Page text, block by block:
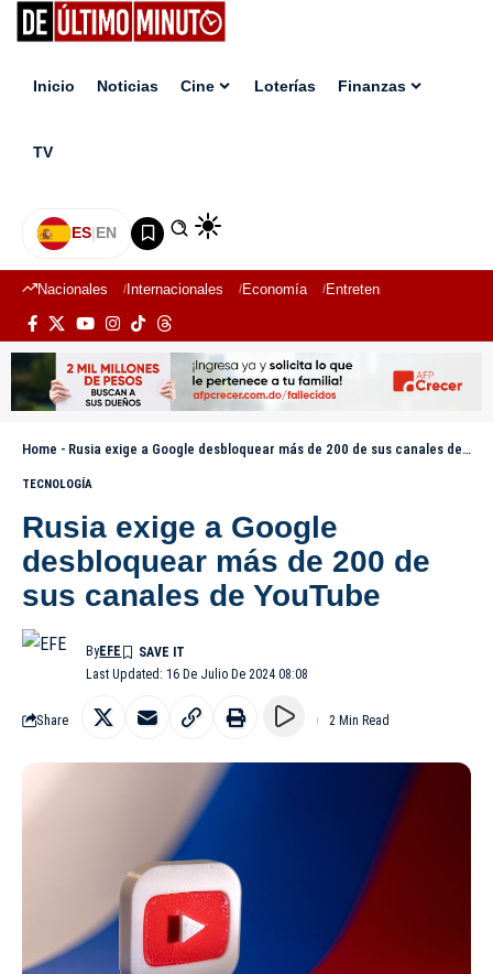
Inicio Noticias Cine Loterías Finanzas
TV
ES|EN
Nacionales Internacionales Economía Entretenimiento
Home - Rusia exige a Google desbloquear más de 200 de sus canales de YouTube
TECNOLOGÍA
Rusia exige a Google
desbloquear más de 200 de
sus canales de YouTube
Last Updated: 16 De Julio De 2024 08:08
ByEFE
Share 2 Min Read